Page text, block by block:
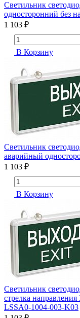
Светильник
односторонний без
1 103 ₽
В Корзину
Светильник
аварийный
1 103 ₽
В Корзину
Светильник
стрелка
LSSA0-1004-003-K03